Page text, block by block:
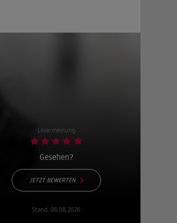
Lesermeinung
Gesehen?
JETZT BEWERTEN
Stand: 06.08.2026